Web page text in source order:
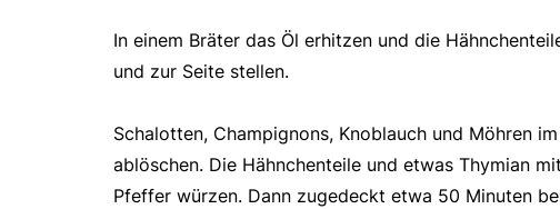
In einem Bräter das Öl erhitzen und die
und zur Seite stellen.
Schalotten, Champignons, Knoblauch und Möhren
ablöschen. Die Hähnchenteile und etwas Thymian
Pfeffer würzen. Dann zugedeckt etwa 50 Minuten